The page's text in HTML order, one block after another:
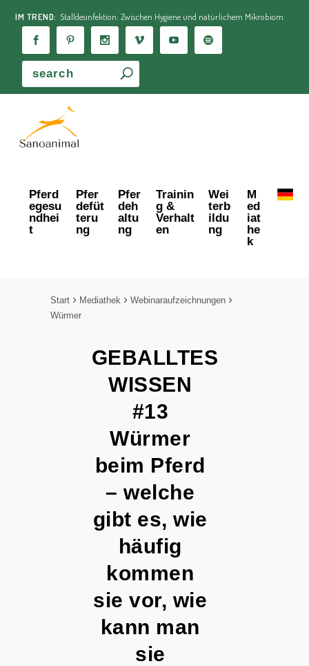
IM TREND: Stalldesinfektion: Zwischen Hygiene und natürlichem Mikrobiom
Pferd
egesu
ndhei
t
Pfer
defüt
teru
ng
Pfer
deh
altu
ng
Trainin
g &
Verhalt
en
Wei
terb
ildu
ng
M
ed
iat
he
k
Start Mediathek
Webinaraufzeichnungen
Würmer
GEBALLTES
WISSEN
#13
Würmer
beim Pferd
– welche
gibt es, wie
häufig
kommen
sie vor, wie
kann man
sie